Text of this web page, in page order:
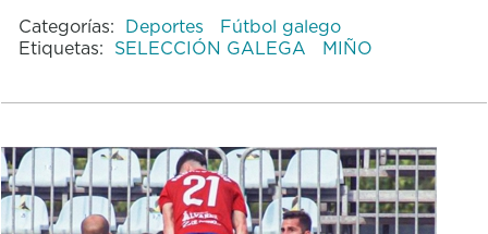
Categorías: Deportes
Fútbol galego
Etiquetas: SELECCIÓN GALEGA MIÑO